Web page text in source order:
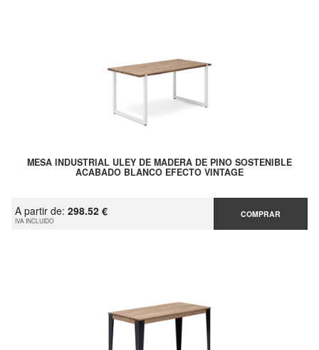
MESA INDUSTRIAL ULEY DE MADERA DE PINO SOSTENIBLE
ACABADO BLANCO EFECTO VINTAGE
A partir de: 298.52 €
IVA INCLUIDO
COMPRAR